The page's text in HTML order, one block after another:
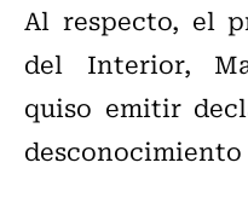
Al respecto, el
del Interior,
quiso emitir
desconocimiento